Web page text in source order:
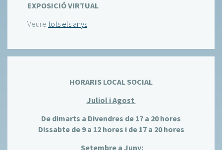
EXPOSICIÓ VIRTUAL
Veure tots els anys
HORARIS LOCAL SOCIAL
Juliol i Agost:
De dimarts a Divendres de 17 a 20 hores
Dissabte de 9 a 12 hores i de 17 a 20 hores
Setembre a Juny: